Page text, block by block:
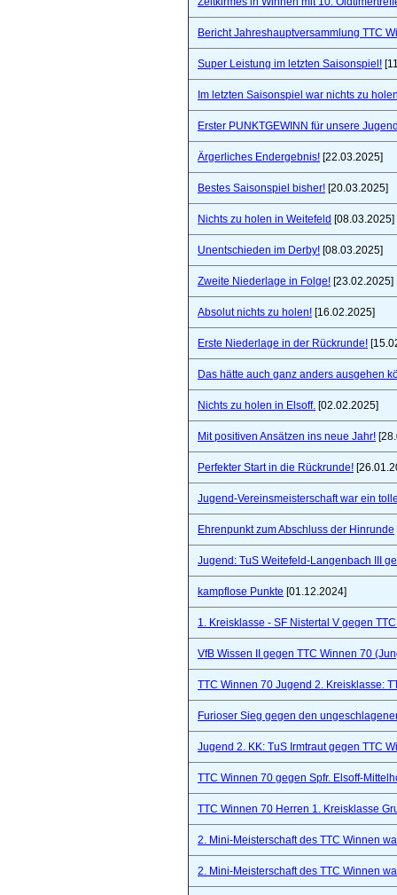
Bericht Jahreshauptversammlung TTC
Super Leistung im letzten Saisonspiel!
Im letzten Saisonspiel war nichts zu
Erster PUNKTGEWINN für unsere
Ärgerliches Endergebnis! [22.03.2025]
Bestes Saisonspiel bisher! [20.03.2025]
Nichts zu holen in Weitefeld [08.03.2025]
Unentschieden im Derby! [08.03.2025]
Zweite Niederlage in Folge! [23.02.2025]
Absolut nichts zu holen! [16.02.2025]
Erste Niederlage in der Rückrunde!
Das hätte auch ganz anders ausgehen
Nichts zu holen in Elsoff. [02.02.2025]
Mit positiven Ansätzen ins neue Jahr!
Perfekter Start in die Rückrunde!
Jugend-Vereinsmeisterschaft war ein
Ehrenpunkt zum Abschluss der Hinrunde
Jugend: TuS Weitefeld-Langenbach III
kampflose Punkte [01.12.2024]
1. Kreisklasse - SF Nistertal V gegen
VfB Wissen II gegen TTC Winnen 70
TTC Winnen 70 Jugend 2. Kreisklasse:
Furioser Sieg gegen den
Jugend 2. KK: TuS Irmtraut gegen TTC
TTC Winnen 70 gegen Spfr. Elsoff-
TTC Winnen 70 Herren 1. Kreisklasse
2. Mini-Meisterschaft des TTC Winnen
2. Mini-Meisterschaft des TTC Winnen